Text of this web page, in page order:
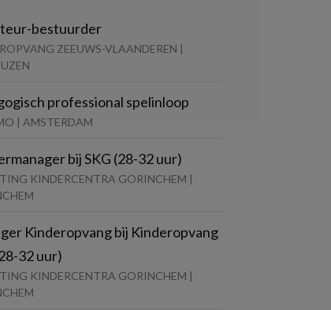
bestuurder
ZEEUWS-VLAANDEREN |
professional spelinloop
| AMSTERDAM
bij SKG (28-32 uur)
KINDERCENTRA GORINCHEM |
Kinderopvang bij Kinderopvang
32 uur)
KINDERCENTRA GORINCHEM |